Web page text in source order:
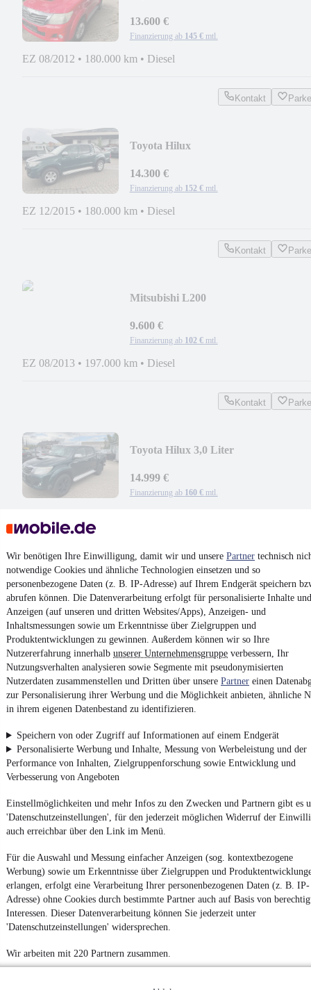
Wir benötigen Ihre Einwilligung, damit wir und unsere Partner technisch
notwendige Cookies und ähnliche Technologien einsetzen und so
personenbezogene Daten (z. B. IP-Adresse) auf Ihrem Endgerät speichern
abrufen können. Die Datenverarbeitung erfolgt für personalisierte Inhalte und
Anzeigen (auf unseren und dritten Websites/Apps), Anzeigen- und
Inhaltsmessungen sowie um Erkenntnisse über Zielgruppen und
Produktentwicklungen zu gewinnen. Außerdem können wir so Ihre
Nutzererfahrung innerhalb unserer Unternehmensgruppe verbessern, Ihr
Nutzungsverhalten analysieren sowie Segmente mit pseudonymisierten
Nutzerdaten zusammenstellen und Dritten über unsere Partner einen
zur Personalisierung ihrer Werbung und die Möglichkeit anbieten, ähnliche
in ihrem eigenen Datenbestand zu identifizieren.
Speichern von oder Zugriff auf Informationen auf einem Endgerät
Personalisierte Werbung und Inhalte, Messung von Werbeleistung und der
Performance von Inhalten, Zielgruppenforschung sowie Entwicklung und
Verbesserung von Angeboten
Einstellmöglichkeiten und mehr Infos zu den Zwecken und Partnern gibt es
'Datenschutzeinstellungen', für den jederzeit möglichen Widerruf der
auch erreichbar über den Link im Menü.
Für die Auswahl und Messung einfacher Anzeigen (sog. kontextbezogene
Werbung) sowie um Erkenntnisse über Zielgruppen und
erlangen, erfolgt eine Verarbeitung Ihrer personenbezogenen Daten (z. B. IP-
Adresse) ohne Cookies durch bestimmte Partner auch auf Basis von
Interessen. Dieser Datenverarbeitung können Sie jederzeit unter
'Datenschutzeinstellungen' widersprechen.
Wir arbeiten mit 220 Partnern zusammen.
13.600 €
Finanzierung ab 145 € mtl.
EZ 08/2012 • 180.000 km • Diesel
Kontakt
Toyota Hilux
14.300 €
Finanzierung ab 152 € mtl.
EZ 12/2015 • 180.000 km • Diesel
Kontakt
Mitsubishi L200
9.600 €
Finanzierung ab 102 € mtl.
EZ 08/2013 • 197.000 km • Diesel
Kontakt
Toyota Hilux 3,0 Liter
14.999 €
Finanzierung ab 160 € mtl.
Kontakt
MwSt. ausweisbar
4.6 Sterne
Nutze mobile.de schnell und einfach
App installieren
AGB
Vertrag widerrufen
Datenschutzeinstellungen
Erklärung zur Barrierefreiheit
Powered by
Weitere Fahrzeuge gibt es auf mobile.de, dem Marktplatz für